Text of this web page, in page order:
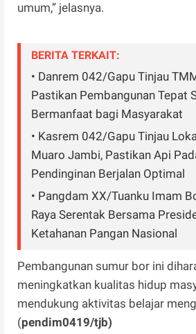
umum,” jelasnya.
BERITA TERKAIT:
• Danrem 042/Gapu Tinjau
Pastikan Pembangunan Tepat
Bermanfaat bagi Masyarakat
• Kasrem 042/Gapu Tinjau
Muaro Jambi, Pastikan Api
Pendinginan Berjalan Optimal
• Pangdam XX/Tuanku Imam
Raya Serentak Bersama
Ketahanan Pangan Nasional
Pembangunan sumur bor ini
meningkatkan kualitas hidup
mendukung aktivitas belajar
(pendim0419/tjb)